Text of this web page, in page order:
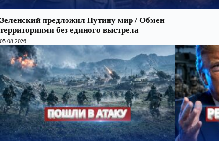
Зеленский предложил Путину мир / Обмен
территориями без единого выстрела
05.08.2026